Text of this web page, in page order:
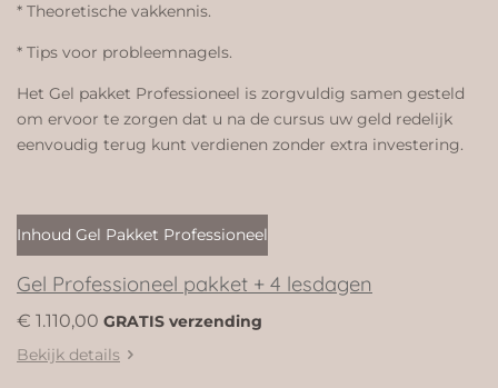
* Theoretische vakkennis.
* Tips voor probleemnagels.
Het Gel pakket Professioneel is zorgvuldig samen gesteld
om ervoor te zorgen dat u na de cursus uw geld redelijk
eenvoudig terug kunt verdienen zonder extra investering.
Inhoud Gel Pakket Professioneel
Gel Professioneel pakket + 4 lesdagen
€ 1.110,00 GRATIS verzending
Bekijk details